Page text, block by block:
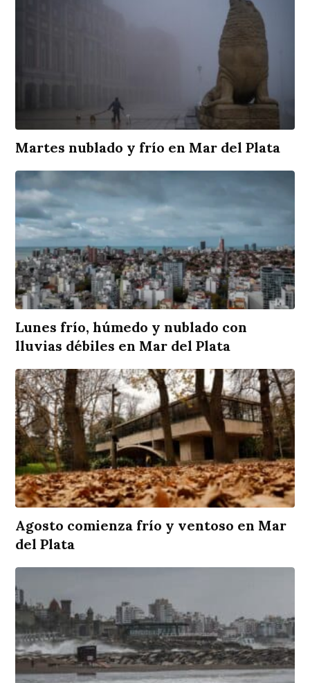
Martes nublado y frío en Mar del Plata
Lunes frío, húmedo y nublado con
lluvias débiles en Mar del Plata
Agosto comienza frío y ventoso en Mar
del Plata